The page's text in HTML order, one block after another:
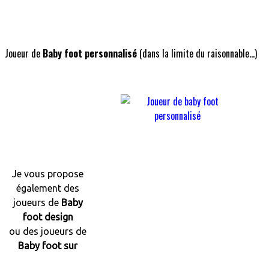
Joueur de Baby foot personnalisé (dans la limite du raisonnable...)
Je vous propose
également des
joueurs de Baby
foot design
ou des joueurs de
Baby foot sur